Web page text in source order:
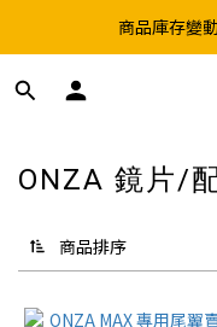
超取滿
商品庫存變
前往實體店
ONZA 鏡片/
商品排序